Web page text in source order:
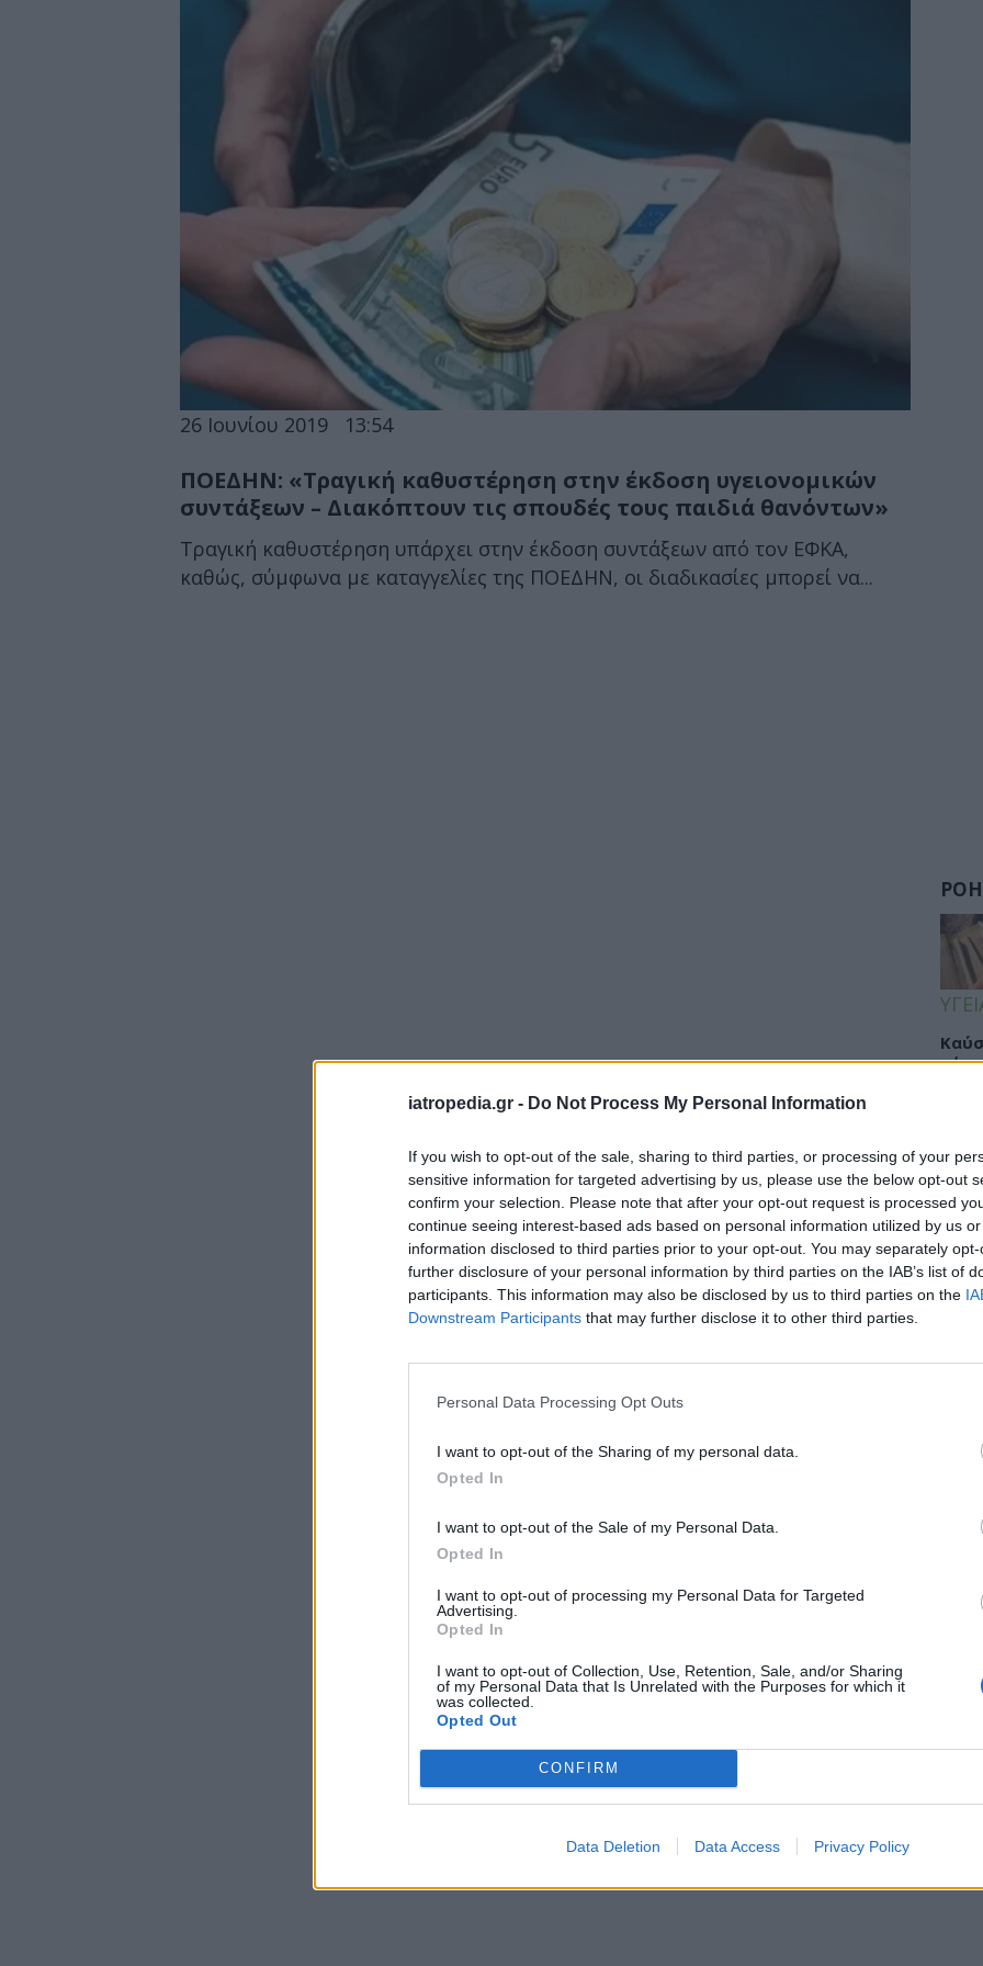
iatropedia.gr - Do Not Process My Personal Information
If you wish to opt-out of the sale, sharing to third parties, or processing of your
sensitive information for targeted advertising by us, please use the below opt-out
confirm your selection. Please note that after your opt-out request is processed
continue seeing interest-based ads based on personal information utilized by us
information disclosed to third parties prior to your opt-out. You may separately
further disclosure of your personal information by third parties on the IAB’s list of
participants. This information may also be disclosed by us to third parties on the
Downstream Participants that may further disclose it to other third parties.
Personal Data Processing Opt Outs
I want to opt-out of the Sharing of my personal data.
Opted In
I want to opt-out of the Sale of my Personal Data.
Opted In
I want to opt-out of processing my Personal Data for Targeted
Advertising.
Opted In
I want to opt-out of Collection, Use, Retention, Sale, and/or Sharing
of my Personal Data that Is Unrelated with the Purposes for which it
was collected.
Opted Out
CONFIRM
Data Deletion Data Access Privacy Policy
26 Ιουνίου 2019 13:54
ΠΟΕΔΗΝ: «Τραγική καθυστέρηση στην έκδοση υγειονομικών
συντάξεων – Διακόπτουν τις σπουδές τους παιδιά θανόντων»
Τραγική καθυστέρηση υπάρχει στην έκδοση συντάξεων από τον ΕΦΚΑ,
καθώς, σύμφωνα με καταγγελίες της ΠΟΕΔΗΝ, οι διαδικασίες μπορεί να...